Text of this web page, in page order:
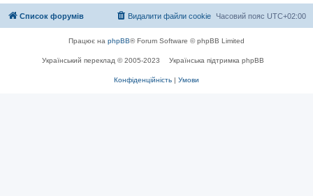
Список форумів Часовий пояс UTC+02:00
Видалити файли cookie
Працює на phpBB® Forum Software © phpBB Limited
Український переклад © 2005-2023 Українська підтримка phpBB
Конфіденційність | Умови